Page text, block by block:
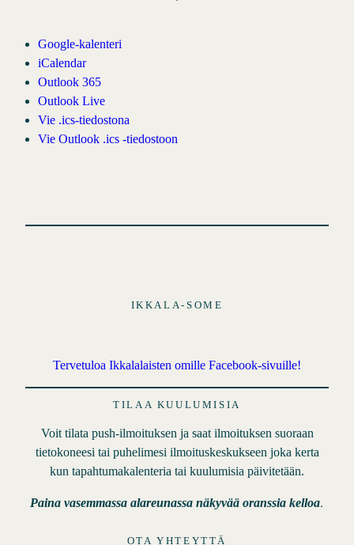
Google-kalenteri
iCalendar
Outlook 365
Outlook Live
Vie .ics-tiedostona
Vie Outlook .ics -tiedostoon
IKKALA-SOME
Tervetuloa Ikkalalaisten omille Facebook-sivuille!
TILAA KUULUMISIA
Voit tilata push-ilmoituksen ja saat ilmoituksen suoraan
tietokoneesi tai puhelimesi ilmoituskeskukseen joka kerta
kun tapahtumakalenteria tai kuulumisia päivitetään.
Paina vasemmassa alareunassa näkyvää oranssia kelloa.
OTA YHTEYTTÄ